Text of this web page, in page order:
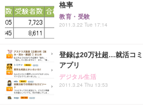
格率
教育・受験
2011.3.22 Tue 17:14
登録は20万社超…就活コ
アプリ
デジタル生活
2011.3.24 Thu 13:53